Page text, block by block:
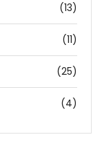
(13)
(11)
(25)
(4)